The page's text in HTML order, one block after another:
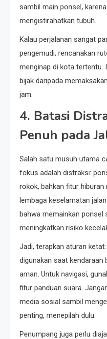
sambil main ponsel,
mengistirahatkan tubuh.
Kalau perjalanan sangat
pengemudi, rencanakan
menginap di kota tertentu.
bijak daripada
jam.
4. Batasi
Penuh pada
Salah satu musuh utama
fokus adalah distraksi:
rokok, bahkan fitur hiburan
lembaga keselamatan
bahwa memainkan ponsel
meningkatkan risiko
Jadi, terapkan aturan
digunakan saat
aman. Untuk navigasi,
fitur panduan suara.
media sosial sambil
penting, menepilah dulu.
Penumpang juga perlu